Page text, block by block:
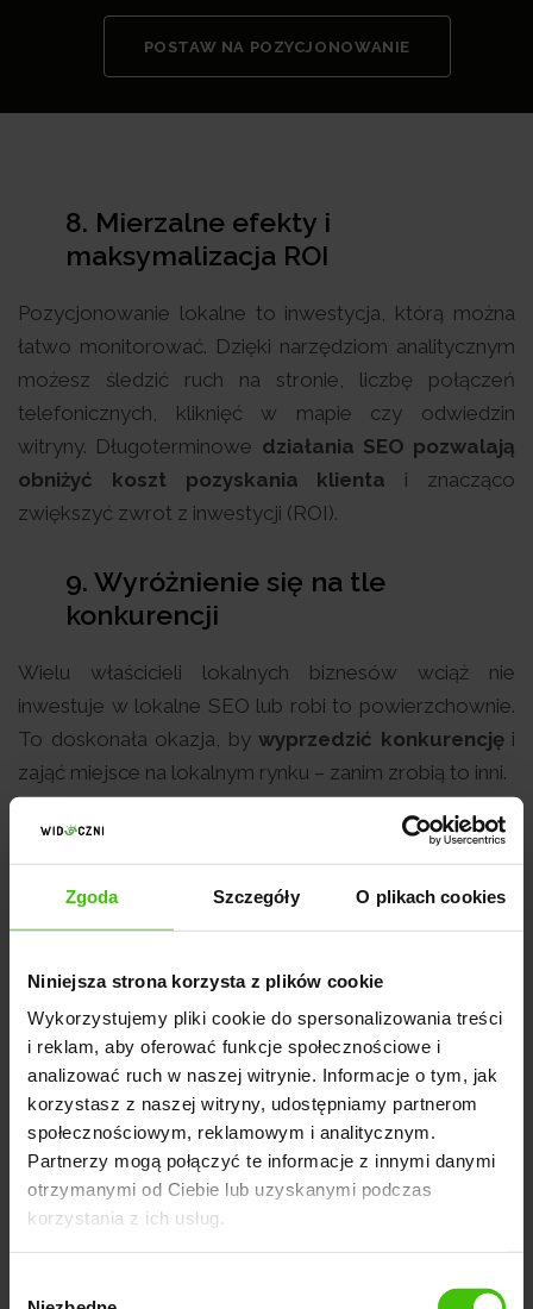
Zgoda Szczegóły O plikach cookies
Niniejsza strona korzysta z plików cookie
Wykorzystujemy pliki cookie do spersonalizowania treści
i reklam, aby oferować funkcje społecznościowe i
analizować ruch w naszej witrynie. Informacje o tym, jak
korzystasz z naszej witryny, udostępniamy partnerom
społecznościowym, reklamowym i analitycznym.
Partnerzy mogą połączyć te informacje z innymi danymi
otrzymanymi od Ciebie lub uzyskanymi podczas
korzystania z ich usług.
POSTAW NA POZYCJONOWANIE
8. Mierzalne efekty i
maksymalizacja ROI
Pozycjonowanie lokalne to inwestycja, którą można
łatwo monitorować. Dzięki narzędziom analitycznym
możesz śledzić ruch na stronie, liczbę połączeń
telefonicznych, kliknięć w mapie czy odwiedzin
witryny. Długoterminowe działania SEO pozwalają
obniżyć koszt pozyskania klienta i znacząco
zwiększyć zwrot z inwestycji (ROI).
9. Wyróżnienie się na tle
konkurencji
Wielu właścicieli lokalnych biznesów wciąż nie
inwestuje w lokalne SEO lub robi to powierzchownie.
To doskonała okazja, by wyprzedzić konkurencjęi
zająć miejsce na lokalnym rynku – zanim zrobią to inni.
Wizytówka Google Moja Firma w
lokalnym SEO